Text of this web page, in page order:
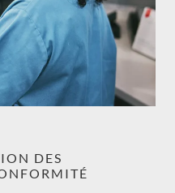
DES